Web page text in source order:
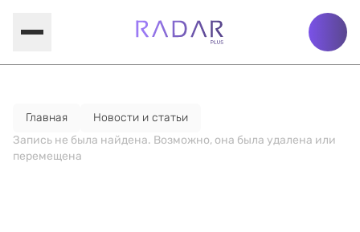
Главная
Новости и статьи
Запись не была найдена. Возможно, она была удалена или
перемещена